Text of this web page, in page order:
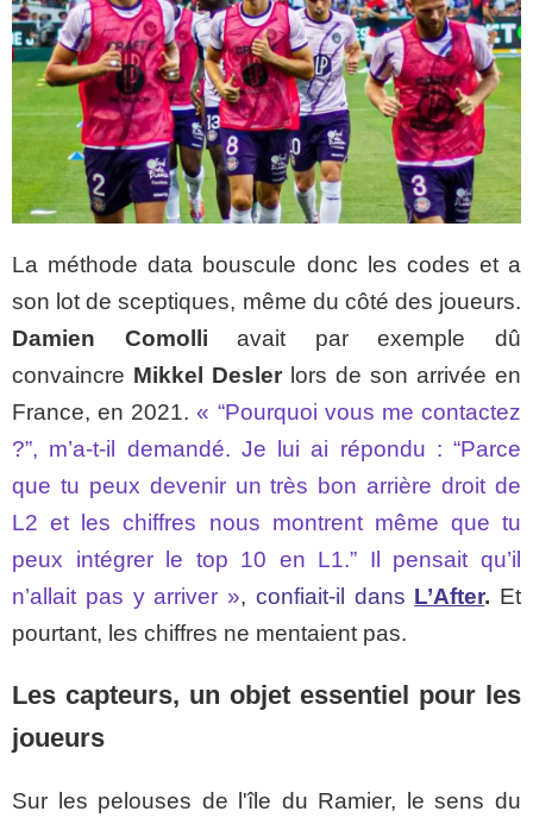
La méthode data bouscule donc les codes et a
son lot de sceptiques, même du côté des joueurs.
Damien Comolli avait par exemple dû
convaincre Mikkel Desler lors de son arrivée en
France, en 2021. « “Pourquoi vous me contactez
?”, m’a-t-il demandé. Je lui ai répondu : “Parce
que tu peux devenir un très bon arrière droit de
L2 et les chiffres nous montrent même que tu
peux intégrer le top 10 en L1.” Il pensait qu’il
n’allait pas y arriver », confiait-il dans L’After. Et
pourtant, les chiffres ne mentaient pas.
Les capteurs, un objet essentiel pour les
joueurs
Sur les pelouses de l'île du Ramier, le sens du